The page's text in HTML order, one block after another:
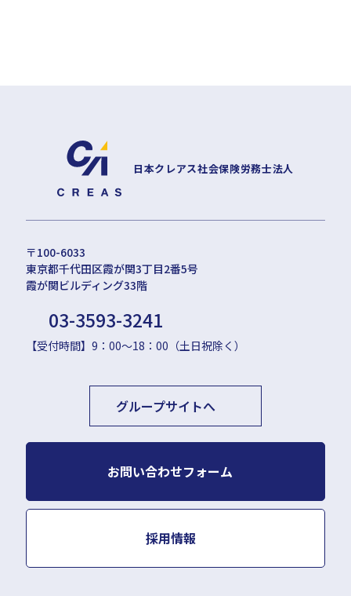
日本クレアス社会保険労務士法人
〒100-6033
東京都千代田区霞が関3丁目2番5号
霞が関ビルディング33階
03-3593-3241
【受付時間】9：00〜18：00（土日祝除く）
グループサイトへ
お問い合わせフォーム
採用情報